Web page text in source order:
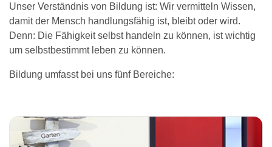
Unser Verständnis von Bildung ist: Wir vermitteln Wissen,
damit der Mensch handlungsfähig ist, bleibt oder wird.
Denn: Die Fähigkeit selbst handeln zu können, ist wichtig
um selbstbestimmt leben zu können.
Bildung umfasst bei uns fünf Bereiche: